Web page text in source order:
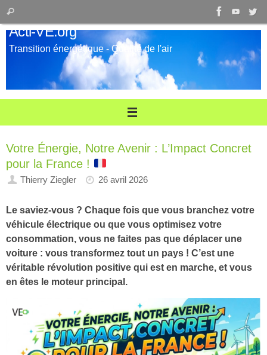
Passer
au
contenu
pour
:
Rechercher
Acti-VE.org
Transition énergétique - Qualité de l'air
Votre Énergie, Notre Avenir : L’Impact Concret
pour la France !
Thierry Ziegler 26 avril 2026
Le saviez-vous ? Chaque fois que vous branchez votre
véhicule électrique ou que vous optimisez votre
consommation, vous ne faites pas que déplacer une
voiture : vous transformez tout un pays ! C’est une
véritable révolution positive qui est en marche, et vous
en êtes le moteur principal.